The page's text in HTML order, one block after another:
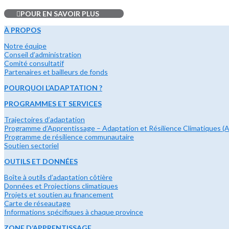
POUR EN SAVOIR PLUS
À PROPOS
Notre équipe
Conseil d’administration
Comité consultatif
Partenaires et bailleurs de fonds
POURQUOI L’ADAPTATION ?
PROGRAMMES ET SERVICES
Trajectoires d’adaptation
Programme d’Apprentissage – Adaptation et Résilience Climatiques
Programme de résilience communautaire
Soutien sectoriel
OUTILS ET DONNÉES
Boîte à outils d’adaptation côtière
Données et Projections climatiques
Projets et soutien au financement
Carte de réseautage
Informations spécifiques à chaque province